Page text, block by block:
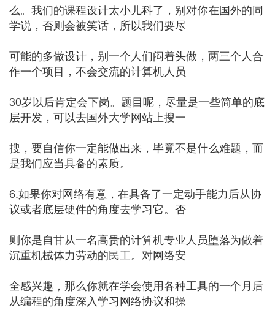
么。我们的课程设计太小儿科了，别对你在国外的同
学说，否则会被笑话，所以我们要尽
可能的多做设计，别一个人们闷着头做，两三个人合
作一个项目，不会交流的计算机人员
30岁以后肯定会下岗。题目呢，尽量是一些简单的底
层开发，可以去国外大学网站上搜一
搜，要自信你一定能做出来，毕竟不是什么难题，而
是我们应当具备的素质。
6.如果你对网络有意，在具备了一定动手能力后从协
议或者底层硬件的角度去学习它。否
则你是自甘从一名高贵的计算机专业人员堕落为做着
沉重机械体力劳动的民工。对网络安
全感兴趣，那么你就在学会使用各种工具的一个月后
从编程的角度深入学习网络协议和操